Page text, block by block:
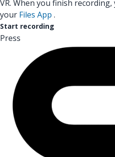
VR. When you finish
your Files App .
Start recording
Press